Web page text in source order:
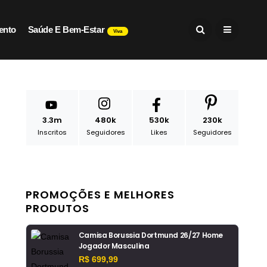
Saúde E Bem-Estar Viva
3.3m
Inscritos
480k
Seguidores
530k
Likes
230k
Seguidores
PROMOÇÕES E MELHORES
PRODUTOS
Camisa Borussia Dortmund 26/27 Home
Jogador Masculina
R$ 699,99